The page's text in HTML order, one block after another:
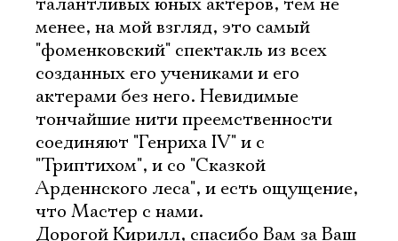
менее, на мой взгляд, это самый
"фоменковский" спектакль из всех
созданных его учениками и его
актерами без него. Невидимые
тончайшие нити преемственности
соединяют "Генриха IV" и с
"Триптихом", и со "Сказкой
Арденнского леса", и есть ощущение,
что Мастер с нами.
Дорогой Кирилл, спасибо Вам за Ваш